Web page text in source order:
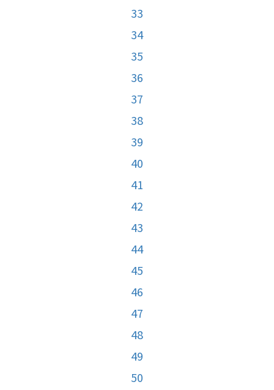
33
34
35
36
37
38
39
40
41
42
43
44
45
46
47
48
49
50